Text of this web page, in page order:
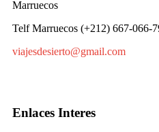
Marruecos
Telf Marruecos (+212) 667-066-
viajesdesierto@gmail.com
Enlaces Interes